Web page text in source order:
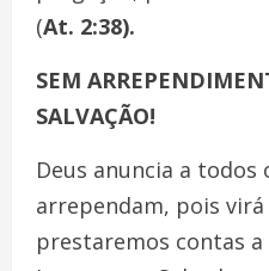
(At. 2:38).
SEM
SALVAÇÃO!
Deus anuncia a todos
arrependam, pois
prestaremos contas a